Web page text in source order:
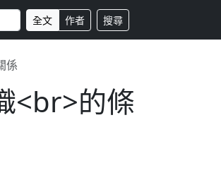
全文 作者 搜尋
係
<br>的條